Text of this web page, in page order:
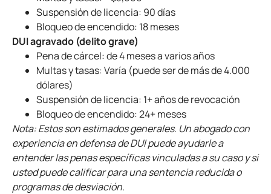
Suspensión de licencia: 90 días
Bloqueo de encendido: 18 meses
DUI agravado (delito grave)
Pena de cárcel: de 4 meses a varios años
Multas y tasas: Varía (puede ser de más de 4.000
dólares)
Suspensión de licencia: 1+ años de revocación
Bloqueo de encendido: 24+ meses
Nota: Estos son estimados generales. Un abogado con
experiencia en defensa de DUI puede ayudarle a
entender las penas específicas vinculadas a su caso y si
usted puede calificar para una sentencia reducida o
programas de desviación.